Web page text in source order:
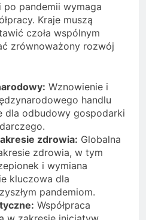
pandemii wymaga
Kraje muszą
czoła wspólnym
zrównoważony rozwój
Wznowienie i
handlu
dla odbudowy gospodarki
zdrowia: Globalna
zdrowia, w tym
i wymiana
kluczowa dla
pandemiom.
Współpraca